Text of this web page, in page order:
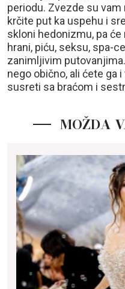
periodu. Zvezde su vam
krčite put ka uspehu i
skloni hedonizmu, pa
hrani, piću, seksu, spa-
zanimljivim
nego obično, ali ćete ga
susreti sa braćom i
MOŽDA